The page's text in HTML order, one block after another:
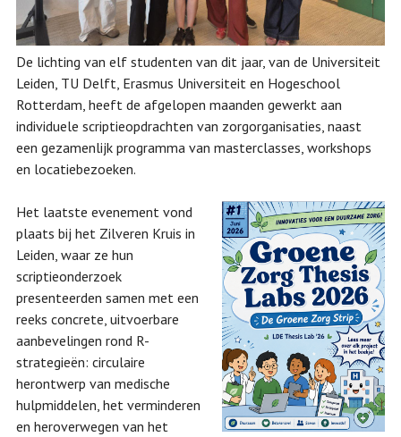
De lichting van elf studenten van dit jaar, van de Universiteit
Leiden, TU Delft, Erasmus Universiteit en Hogeschool
Rotterdam, heeft de afgelopen maanden gewerkt aan
individuele scriptieopdrachten van zorgorganisaties, naast
een gezamenlijk programma van masterclasses, workshops
en locatiebezoeken.
Het laatste evenement vond
plaats bij het Zilveren Kruis in
Leiden, waar ze hun
scriptieonderzoek
presenteerden samen met een
reeks concrete, uitvoerbare
aanbevelingen rond R-
strategieën: circulaire
herontwerp van medische
hulpmiddelen, het verminderen
en heroverwegen van het